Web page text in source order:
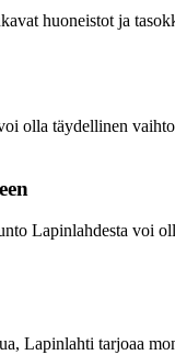
huoneistot ja
olla täydellinen
Lapinlahdesta voi
Lapinlahti tarjoaa